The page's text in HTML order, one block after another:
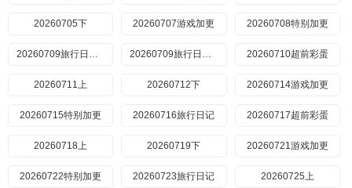
20260705下 20260707游戏加更 20260708特别加更
20260709旅行日记上 20260709旅行日记下 20260710超前彩蛋
20260711上 20260712下 20260714游戏加更
20260715特别加更 20260716旅行日记 20260717超前彩蛋
20260718上 20260719下 20260721游戏加更
20260722特别加更 20260723旅行日记 20260725上